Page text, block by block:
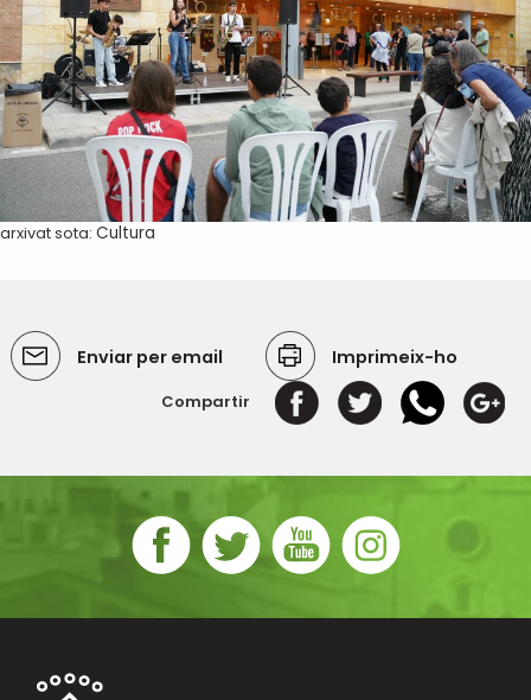
arxivat sota: Cultura
Enviar per email Imprimeix-ho
Compartir